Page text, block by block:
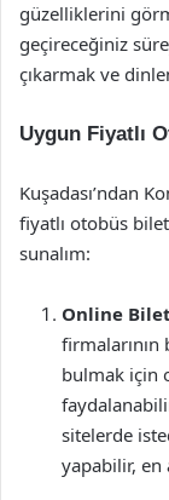
güzelliklerini
geçireceğiniz
çıkarmak ve
Uygun Fiyatlı
Kuşadası’ndan
fiyatlı otobüs
sunalım:
Online
firmalarının
bulmak için
sitelerde
yapabilir, en